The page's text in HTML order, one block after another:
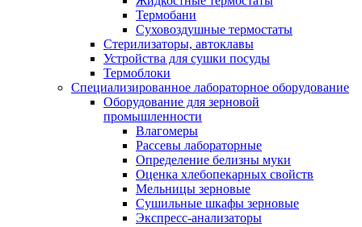
Термобани
Суховоздушные термостаты
Стерилизаторы, автоклавы
Устройства для сушки посуды
Термоблоки
Специализированное лабораторное оборудование
Оборудование для зерновой
промышленности
Влагомеры
Рассевы лабораторные
Определение белизны муки
Оценка хлебопекарных свойств
Мельницы зерновые
Сушильные шкафы зерновые
Экспресс-анализаторы